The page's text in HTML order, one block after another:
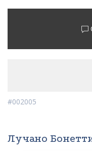
#002005
Лучано